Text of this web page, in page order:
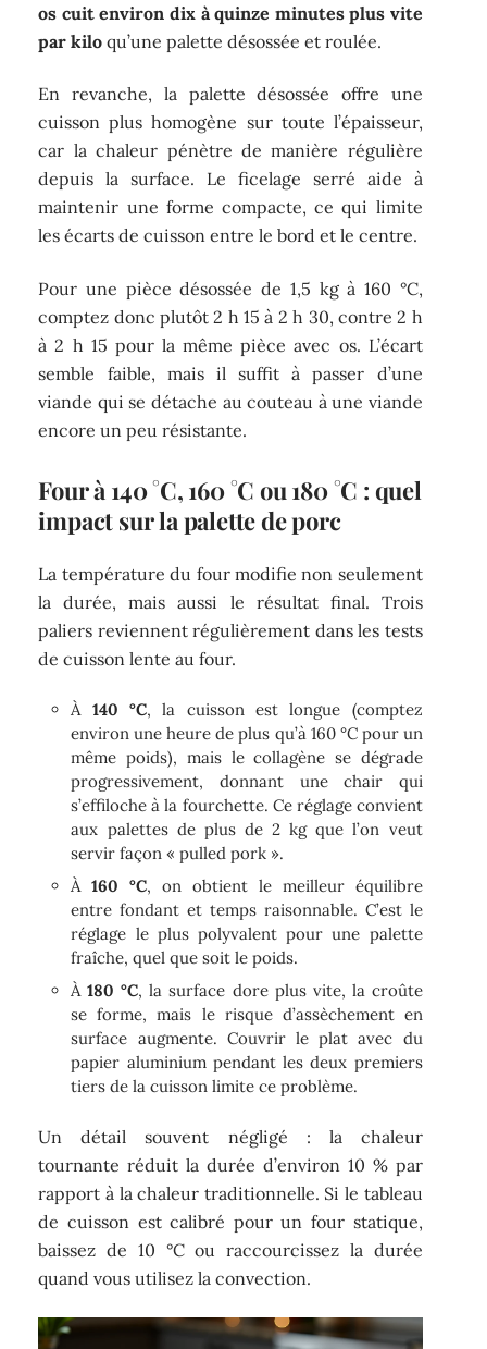
os cuit environ dix à quinze minutes plus vite
par kilo qu’une palette désossée et roulée.
En revanche, la palette désossée offre une
cuisson plus homogène sur toute l’épaisseur,
car la chaleur pénètre de manière régulière
depuis la surface. Le ficelage serré aide à
maintenir une forme compacte, ce qui limite
les écarts de cuisson entre le bord et le centre.
Pour une pièce désossée de 1,5 kg à 160 °C,
comptez donc plutôt 2 h 15 à 2 h 30, contre 2 h
à 2 h 15 pour la même pièce avec os. L’écart
semble faible, mais il suffit à passer d’une
viande qui se détache au couteau à une viande
encore un peu résistante.
Four à 140 °C, 160 °C ou 180 °C : quel
impact sur la palette de porc
La température du four modifie non seulement
la durée, mais aussi le résultat final. Trois
paliers reviennent régulièrement dans les tests
de cuisson lente au four.
À 140 °C, la cuisson est longue (comptez
environ une heure de plus qu’à 160 °C pour un
même poids), mais le collagène se dégrade
progressivement, donnant une chair qui
s’effiloche à la fourchette. Ce réglage convient
aux palettes de plus de 2 kg que l’on veut
servir façon « pulled pork ».
À160 °C, on obtient le meilleur équilibre
entre fondant et temps raisonnable. C’est le
réglage le plus polyvalent pour une palette
fraîche, quel que soit le poids.
À180 °C, la surface dore plus vite, la croûte
se forme, mais le risque d’assèchement en
surface augmente. Couvrir le plat avec du
papier aluminium pendant les deux premiers
tiers de la cuisson limite ce problème.
Un détail souvent négligé : la chaleur
tournante réduit la durée d’environ 10 % par
rapport à la chaleur traditionnelle. Si le tableau
de cuisson est calibré pour un four statique,
baissez de 10 °C ou raccourcissez la durée
quand vous utilisez la convection.